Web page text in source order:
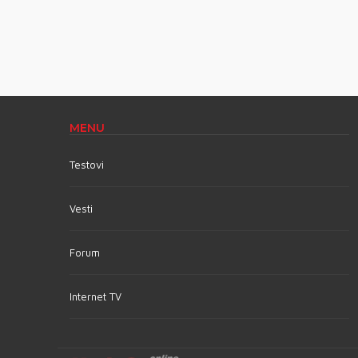
MENU
Testovi
Vesti
Forum
Internet TV